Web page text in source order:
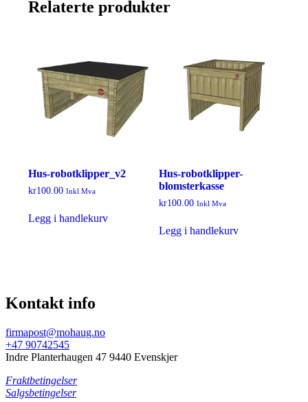
Relaterte produkter
Hus-robotklipper_v2
kr100.00 Inkl Mva
Legg i handlekurv
Hus-robotklipper-
blomsterkasse
kr100.00 Inkl Mva
Legg i handlekurv
Kontakt info
firmapost@mohaug.no
+47 90742545
Indre Planterhaugen 47 9440 Evenskjer
Fraktbetingelser
Salgsbetingelser